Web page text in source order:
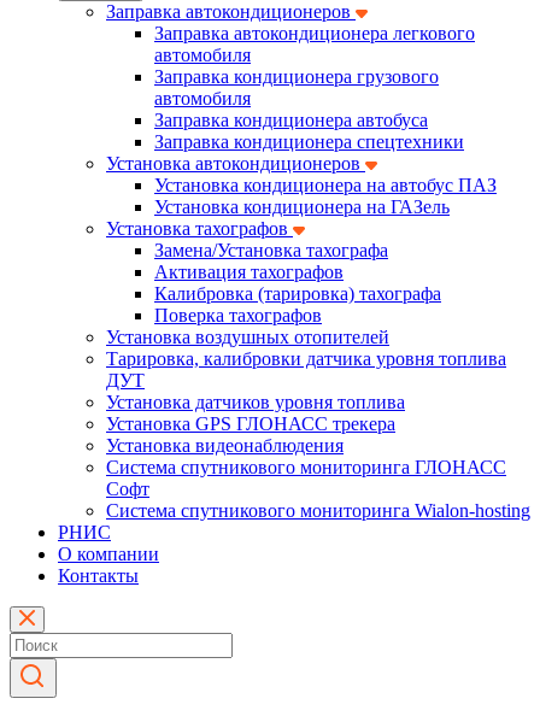
Заправка автокондиционеров
Заправка автокондиционера легкового
автомобиля
Заправка кондиционера грузового
автомобиля
Заправка кондиционера автобуса
Заправка кондиционера спецтехники
Установка автокондиционеров
Установка кондиционера на автобус ПАЗ
Установка кондиционера на ГАЗель
Установка тахографов
Замена/Установка тахографа
Активация тахографов
Калибровка (тарировка) тахографа
Поверка тахографов
Установка воздушных отопителей
Тарировка, калибровки датчика уровня топлива
ДУТ
Установка датчиков уровня топлива
Установка GPS ГЛОНАСС трекера
Установка видеонаблюдения
Система спутникового мониторинга ГЛОНАСС
Софт
Система спутникового мониторинга Wialon-hosting
РНИС
О компании
Контакты